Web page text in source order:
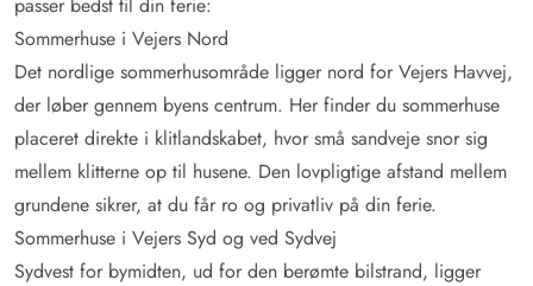
Sommerhuse i Vejers Nord
Det nordlige sommerhusområde ligger nord for Vejers Havvej,
der løber gennem byens centrum. Her finder du sommerhuse
placeret direkte i klitlandskabet, hvor små sandveje snor sig
mellem klitterne op til husene. Den lovpligtige afstand mellem
grundene sikrer, at du får ro og privatliv på din ferie.
Sommerhuse i Vejers Syd og ved Sydvej
Sydvest for bymidten, ud for den berømte bilstrand, ligger